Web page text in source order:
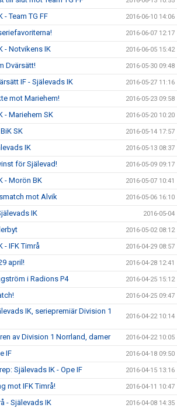
Team TG FF 2016-06-10 14:06
2016-06-07 12:17
- Notvikens IK 2016-06-05 15:42
Dvärsätt! 2016-05-30 09:48
IF - Själevads IK 2016-05-27 11:16
mot Mariehem! 2016-05-23 09:58
- Mariehem SK 2016-05-20 10:20
SK 2016-05-14 17:57
IK 2016-05-13 08:37
för Själevad! 2016-05-09 09:17
- Morön BK 2016-05-07 10:41
mot Alvik 2016-05-06 16:10
IK 2016-05-04
2016-05-02 08:12
- IFK Timrå 2016-04-29 08:57
april! 2016-04-28 12:41
i Radions P4 2016-04-25 15:12
2016-04-25 09:47
IK, seriepremiär Division 1
2016-04-22 10:14
av Division 1 Norrland, damer 2016-04-22 10:05
IF 2016-04-18 09:50
Själevads IK - Ope IF 2016-04-15 13:16
mot IFK Timrå! 2016-04-11 10:47
- Själevads IK 2016-04-08 14:35